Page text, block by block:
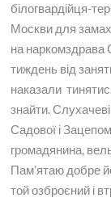
білогвардійця-
Москви для
на наркомздрава
тиждень від
наказали
знайти.
Садової і Зацепом
громадянина,
Пам’ятаю добре
той озброєний і